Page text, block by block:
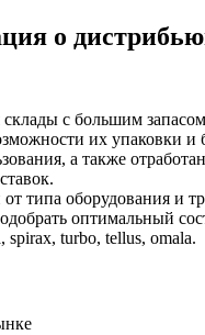
о
с большим
их упаковки и
а также
типа оборудования и
оптимальный
spirax, turbo, tellus, omala.